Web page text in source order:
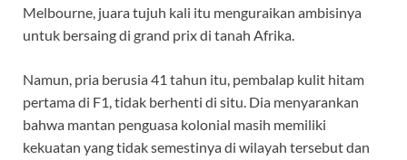
Melbourne, juara tujuh kali itu menguraikan ambisinya
untuk bersaing di grand prix di tanah Afrika.
Namun, pria berusia 41 tahun itu, pembalap kulit hitam
pertama di F1, tidak berhenti di situ. Dia menyarankan
bahwa mantan penguasa kolonial masih memiliki
kekuatan yang tidak semestinya di wilayah tersebut dan